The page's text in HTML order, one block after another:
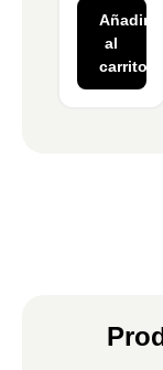
Añadir
al
carrito